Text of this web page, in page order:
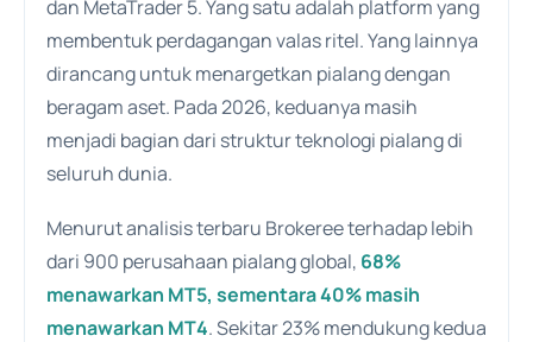
dan MetaTrader 5. Yang satu adalah platform yang
membentuk perdagangan valas ritel. Yang lainnya
dirancang untuk menargetkan pialang dengan
beragam aset. Pada 2026, keduanya masih
menjadi bagian dari struktur teknologi pialang di
seluruh dunia.
Menurut analisis terbaru Brokeree terhadap lebih
dari 900 perusahaan pialang global, 68%
menawarkan MT5, sementara 40% masih
menawarkan MT4. Sekitar 23% mendukung kedua